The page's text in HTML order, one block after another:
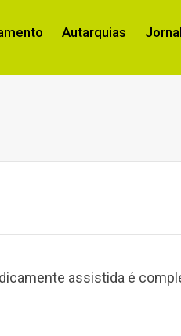
Autarquias
assistida é